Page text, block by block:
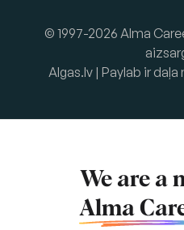
© 1997-2026 Alma
Algas.lv | Paylab ir daļa
We are a
Alma